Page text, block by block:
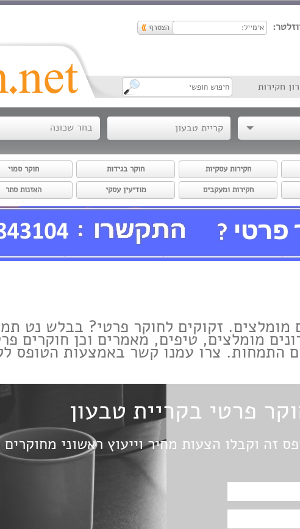
חקירות
בחר שכונה
חקירות עסקיות חוקר בגידות חוקר סמוי
חקירות ומעקבים מודיעין עסקי האזנות סתר
מומלצים. זקוקים לחוקר פרטי? בבלש נט
מומלצים, טיפים, מאמרים וכן חוקרים
התמחות. צרו עמנו קשר באמצעות הטופס
פרטי בקריית טבעון
זה וקבלו הצעות מחיר וייעוץ ראשוני מחוקרים